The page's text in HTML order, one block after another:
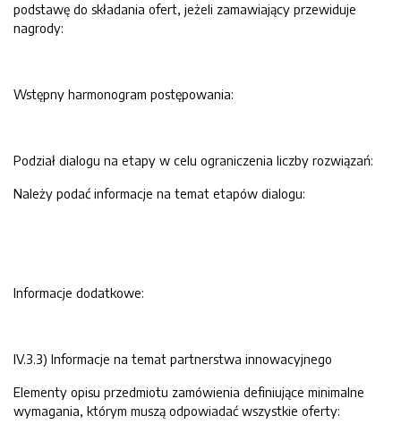
podstawę do składania ofert, jeżeli zamawiający przewiduje
nagrody:
Wstępny harmonogram postępowania:
Podział dialogu na etapy w celu ograniczenia liczby rozwiązań:
Należy podać informacje na temat etapów dialogu:
Informacje dodatkowe:
IV.3.3) Informacje na temat partnerstwa innowacyjnego
Elementy opisu przedmiotu zamówienia definiujące minimalne
wymagania, którym muszą odpowiadać wszystkie oferty: